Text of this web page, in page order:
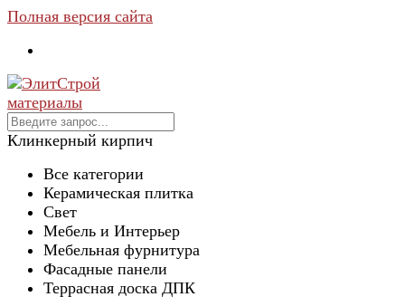
Полная версия сайта
Клинкерный кирпич
Все категории
Керамическая плитка
Свет
Мебель и Интерьер
Мебельная фурнитура
Фасадные панели
Террасная доска ДПК